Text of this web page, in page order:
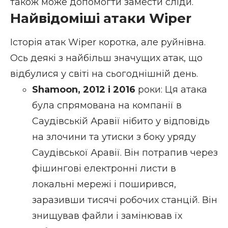
Найвідоміші атаки Wiper
Історія атак Wiper коротка, але руйнівна.
Ось деякі з найбільш значущих атак, що
відбулися у світі на сьогоднішній день.
Shamoon, 2012 і 2016 роки: Ця атака
була спрямована на компанії в
Саудівській Аравії нібито у відповідь
на злочини та утиски з боку уряду
Саудівської Аравії. Він потрапив через
фішингові електронні листи в
локальні мережі і поширився,
заразивши тисячі робочих станцій. Він
знищував файли і замінював їх